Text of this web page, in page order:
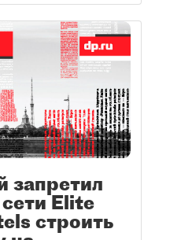
совсем не
для города.
телефоны в
не отвечают.
запретил
Elite
строить